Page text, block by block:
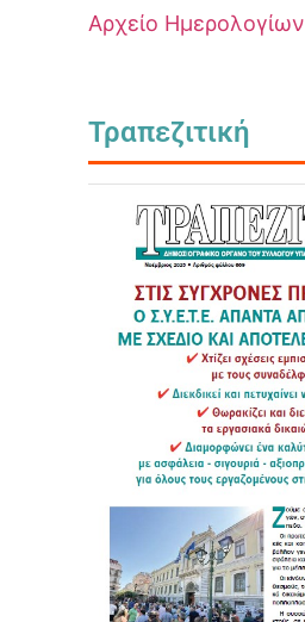
Αρχείο Ημερολογίων
Τραπεζιτική